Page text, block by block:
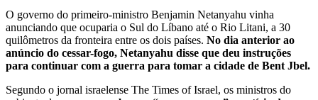
O governo do primeiro-ministro Benjamin Netanyahu vinha
anunciando que ocuparia o Sul do Líbano até o Rio Litani, a 30
quilômetros da fronteira entre os dois países. No dia anterior ao
anúncio do cessar-fogo, Netanyahu disse que deu instruções
para continuar com a guerra para tomar a cidade de Bent Jbel.
Segundo o jornal israelense The Times of Israel, os ministros do